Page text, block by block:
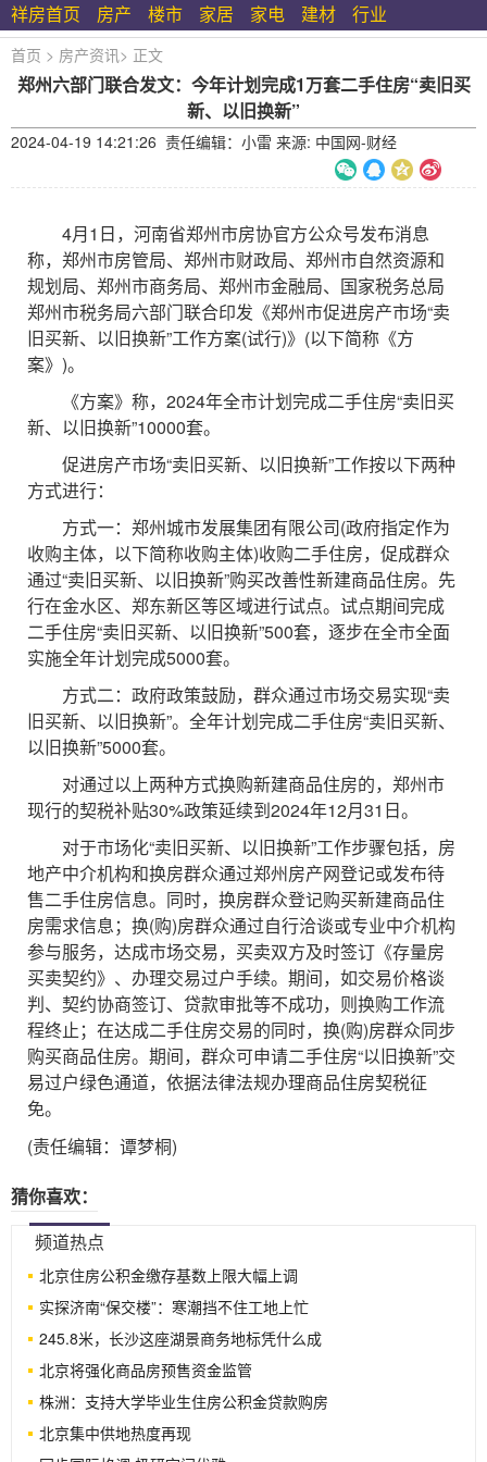
祥房首页 房产 楼市 家居 家电 建材 行业
首页 > 房产资讯> 正文
郑州六部门联合发文：今年计划完成1万套二手住房“卖旧买
新、以旧换新”
2024-04-19 14:21:26 责任编辑：小雷 来源: 中国网-财经
4月1日，河南省郑州市房协官方公众号发布消息
称，郑州市房管局、郑州市财政局、郑州市自然资源和
规划局、郑州市商务局、郑州市金融局、国家税务总局
郑州市税务局六部门联合印发《郑州市促进房产市场“卖
旧买新、以旧换新”工作方案(试行)》(以下简称《方
案》)。
《方案》称，2024年全市计划完成二手住房“卖旧买
新、以旧换新”10000套。
促进房产市场“卖旧买新、以旧换新”工作按以下两种
方式进行：
方式一：郑州城市发展集团有限公司(政府指定作为
收购主体，以下简称收购主体)收购二手住房，促成群众
通过“卖旧买新、以旧换新”购买改善性新建商品住房。先
行在金水区、郑东新区等区域进行试点。试点期间完成
二手住房“卖旧买新、以旧换新”500套，逐步在全市全面
实施全年计划完成5000套。
方式二：政府政策鼓励，群众通过市场交易实现“卖
旧买新、以旧换新”。全年计划完成二手住房“卖旧买新、
以旧换新”5000套。
对通过以上两种方式换购新建商品住房的，郑州市
现行的契税补贴30%政策延续到2024年12月31日。
对于市场化“卖旧买新、以旧换新”工作步骤包括，房
地产中介机构和换房群众通过郑州房产网登记或发布待
售二手住房信息。同时，换房群众登记购买新建商品住
房需求信息；换(购)房群众通过自行洽谈或专业中介机构
参与服务，达成市场交易，买卖双方及时签订《存量房
买卖契约》、办理交易过户手续。期间，如交易价格谈
判、契约协商签订、贷款审批等不成功，则换购工作流
程终止；在达成二手住房交易的同时，换(购)房群众同步
购买商品住房。期间，群众可申请二手住房“以旧换新”交
易过户绿色通道，依据法律法规办理商品住房契税征
免。
(责任编辑：谭梦桐)
猜你喜欢：
频道热点
北京住房公积金缴存基数上限大幅上调
实探济南“保交楼”：寒潮挡不住工地上忙
245.8米，长沙这座湖景商务地标凭什么成
北京将强化商品房预售资金监管
株洲：支持大学毕业生住房公积金贷款购房
北京集中供地热度再现